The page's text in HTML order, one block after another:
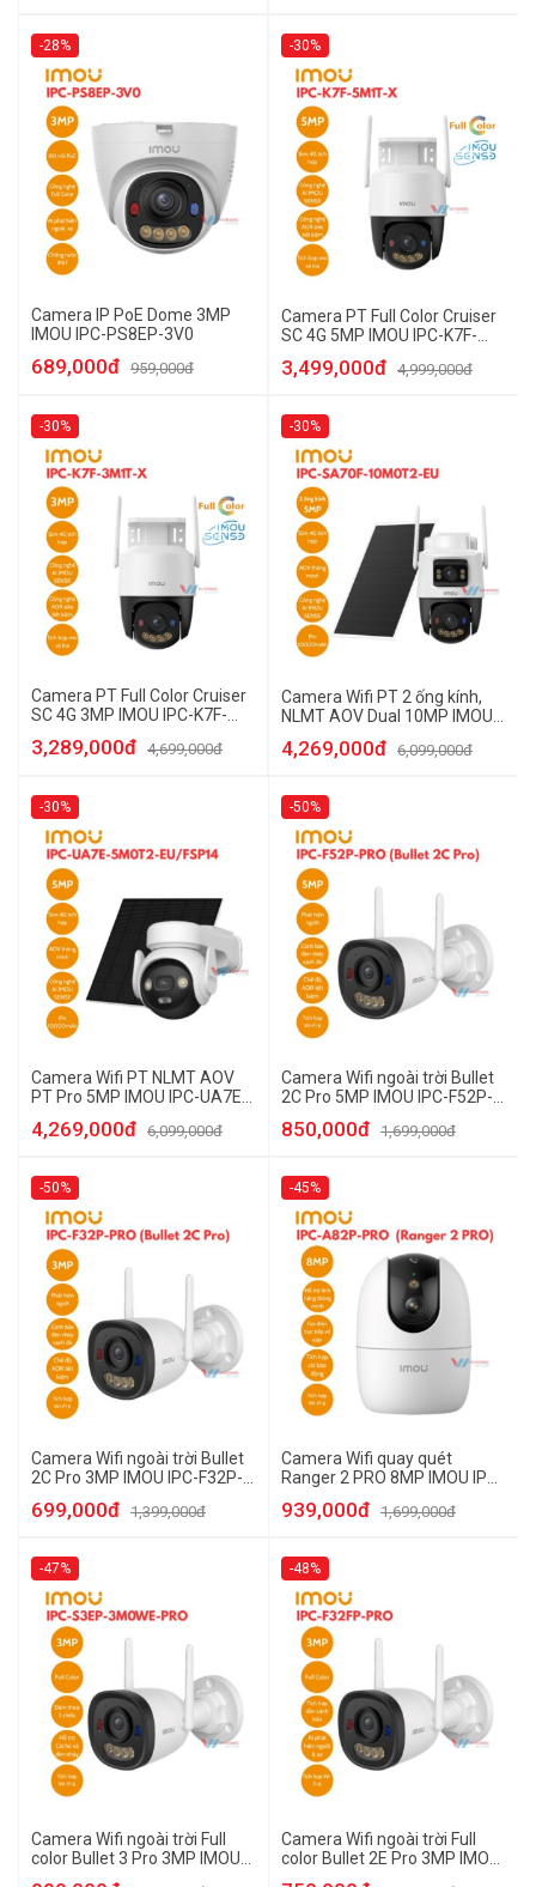
-28%
Camera IP PoE Dome 3MP
IMOU IPC-PS8EP-3V0
689,000đ 959,000đ
-30%
Camera PT Full Color Cruiser
SC 4G 5MP IMOU IPC-K7F-
3,499,000đ 4,999,000đ
-30%
Camera PT Full Color Cruiser
SC 4G 3MP IMOU IPC-K7F-
3,289,000đ 4,699,000đ
-30%
Camera Wifi PT 2 ống kính,
NLMT AOV Dual 10MP IMOU
4,269,000đ 6,099,000đ
-30%
Camera Wifi PT NLMT AOV
PT Pro 5MP IMOU IPC-UA7E-
4,269,000đ 6,099,000đ
-50%
Camera Wifi ngoài trời Bullet
2C Pro 5MP IMOU IPC-F52P-
850,000đ 1,699,000đ
-50%
Camera Wifi ngoài trời Bullet
2C Pro 3MP IMOU IPC-F32P-
699,000đ 1,399,000đ
-45%
Camera Wifi quay quét
Ranger 2 PRO 8MP IMOU IPC-
939,000đ 1,699,000đ
-47%
Camera Wifi ngoài trời Full
color Bullet 3 Pro 3MP IMOU
-48%
Camera Wifi ngoài trời Full
color Bullet 2E Pro 3MP IMOU